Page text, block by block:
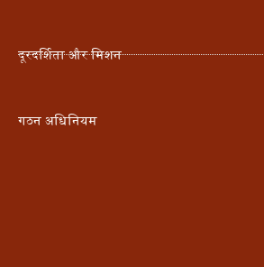
दूरदर्शिता और मिशन
गठन अधिनियम